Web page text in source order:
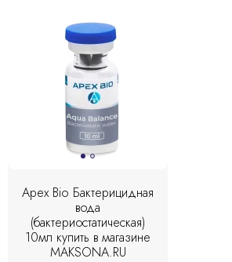
Apex Bio Бактерицидная
вода
(бактериостатическая)
10мл купить в магазине
MAKSONA.RU